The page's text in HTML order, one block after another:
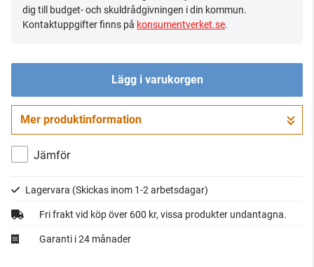
dig till budget- och skuldrådgivningen i din kommun.
Kontaktuppgifter finns på konsumentverket.se.
Lägg i varukorgen
Gå till kassan
Mer produktinformation
Jämför
Lagervara (Skickas inom 1-2 arbetsdagar)
Fri frakt vid köp över 600 kr, vissa produkter undantagna.
Garanti i 24 månader